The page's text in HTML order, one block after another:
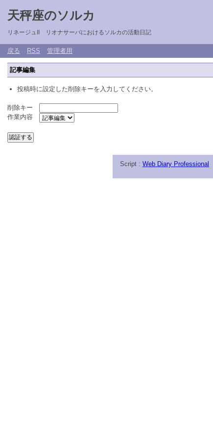
天秤座のソルカ
リネージュII リオナサーバにおけるソルカの活動日記
戻る RSS 管理者用
記事編集
投稿時に設定した削除キーを入力してください。
削除キー
作業内容
Script : Web Diary Professional